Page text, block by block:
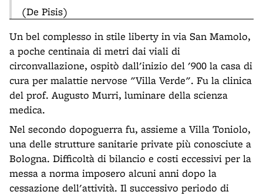
(De Pisis)
Un bel complesso in stile liberty in via San Mamolo,
a poche centinaia di metri dai viali di
circonvallazione, ospitò dall'inizio del '900 la casa di
cura per malattie nervose "Villa Verde". Fu la clinica
del prof. Augusto Murri, luminare della scienza
medica.
Nel secondo dopoguerra fu, assieme a Villa Toniolo,
una delle strutture sanitarie private più conosciute a
Bologna. Difficoltà di bilancio e costi eccessivi per la
messa a norma imposero alcuni anni dopo la
cessazione dell'attività. Il successivo periodo di